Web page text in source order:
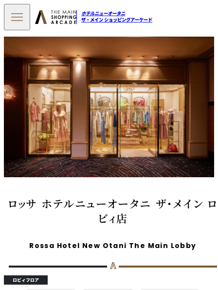
ホテルニューオータニ
ザ・メイン ショッピングアーケード
ロッサ ホテルニューオータニ ザ・メイン ロ
ビィ店
Rossa Hotel New Otani The Main Lobby
ロビィフロア